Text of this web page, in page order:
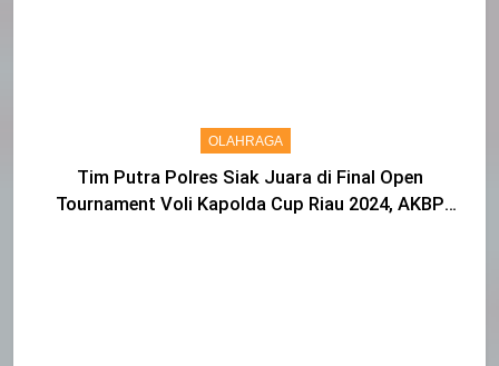
OLAHRAGA
Tim Putra Polres Siak Juara di Final Open
Tournament Voli Kapolda Cup Riau 2024, AKBP